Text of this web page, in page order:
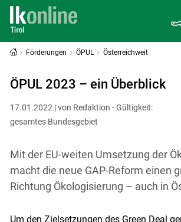
Förderungen ÖPUL Österreichweit
ÖPUL 2023 – ein Überblick
17.01.2022 | von Redaktion - Gültigkeit:
gesamtes Bundesgebiet
Mit der EU-weiten Umsetzung der
macht die neue GAP-Reform einen
Richtung Ökologisierung – auch in
Um den Zielsetzungen des Green Deal